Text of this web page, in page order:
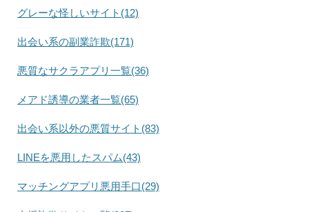
グレーな怪しいサイト(12)
出会い系の副業詐欺(171)
悪質なサクラアプリ一覧(36)
メアド誘導の業者一覧(65)
出会い系以外の悪質サイト(83)
LINEを悪用したスパム(43)
マッチングアプリ悪用手口(29)